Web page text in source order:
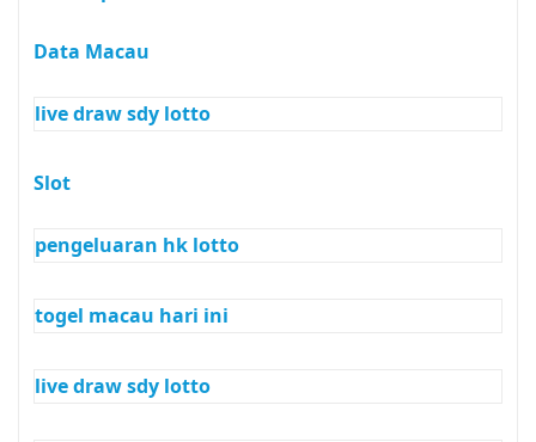
Data Macau
live draw sdy lotto
Slot
pengeluaran hk lotto
togel macau hari ini
live draw sdy lotto